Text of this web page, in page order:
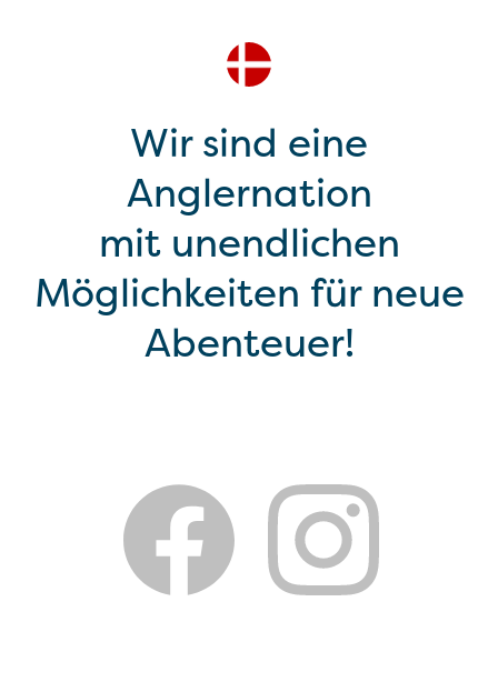
Wir sind eine
Anglernation
mit unendlichen
Möglichkeiten für neue
Abenteuer!